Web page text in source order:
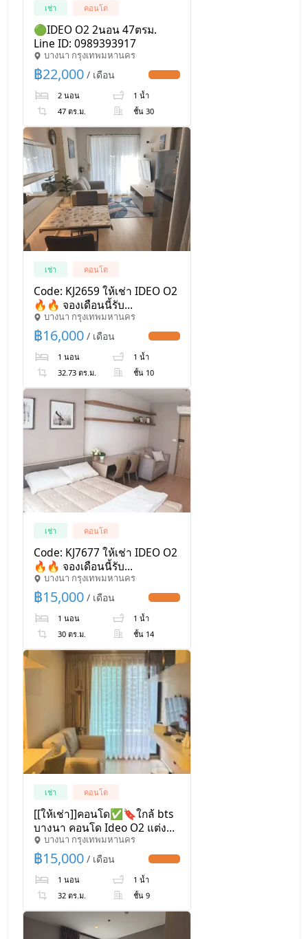
เช่า คอนโด
🟢IDEO O2 2นอน 47ตรม.
Line ID: 0989393917
บางนา กรุงเทพมหานคร
฿22,000 / เดือน
2 นอน
1 น้ำ
47 ตร.ม.
ชั้น 30
เช่า คอนโด
Code: KJ2659 ให้เช่า IDEO O2
🔥🔥 จองเดือนนี้รับ
ส่วนลด1,000บาท 🔥🔥
@kjcondo (มี@ข้างหน้าด้วยนะ
คะ)
บางนา กรุงเทพมหานคร
฿16,000 / เดือน
1 นอน
1 น้ำ
32.73 ตร.ม.
ชั้น 10
เช่า คอนโด
Code: KJ7677 ให้เช่า IDEO O2
🔥🔥 จองเดือนนี้รับ
ส่วนลด1,000บาท 🔥🔥
@kjcondo (มี@ข้างหน้าด้วยนะ
คะ)
บางนา กรุงเทพมหานคร
฿15,000 / เดือน
1 นอน
1 น้ำ
30 ตร.ม.
ชั้น 14
เช่า คอนโด
[[ให้เช่า]]คอนโด✅🔖ใกล้ bts
บางนา คอนโด Ideo O2 แต่ง
สวย พร้อมเข้า 🟣🔴🟡
บางนา กรุงเทพมหานคร
฿15,000 / เดือน
1 นอน
1 น้ำ
32 ตร.ม.
ชั้น 9